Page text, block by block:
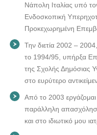
Νάπολη Ιταλίας υπό
Ενδοσκοπική
Προκεχωρημένη
Την διετία 2002 –
το 1994/95, υπήρξα
της Σχολής Δημόσιας
στο ευρύτερο
Από το 2003
παράλληλη
και στο ιδιωτικό μου